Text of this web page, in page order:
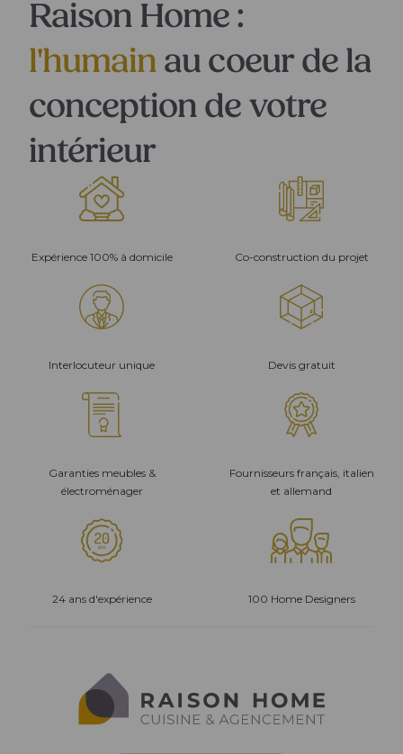
Raison Home :
l'humain au coeur de la
conception de votre
intérieur
Expérience 100% à domicile Co-construction du projet
Interlocuteur unique Devis gratuit
Garanties meubles &
électroménager
Fournisseurs français, italien
et allemand
24 ans d'expérience 100 Home Designers